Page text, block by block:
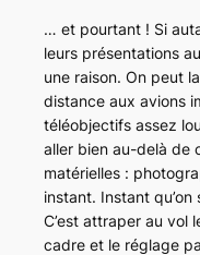
… et pourtant ! Si
leurs présentations
une raison. On peut
distance aux avions
téléobjectifs assez
aller bien au-delà de
matérielles :
instant. Instant
C’est attraper au vol
cadre et le réglage